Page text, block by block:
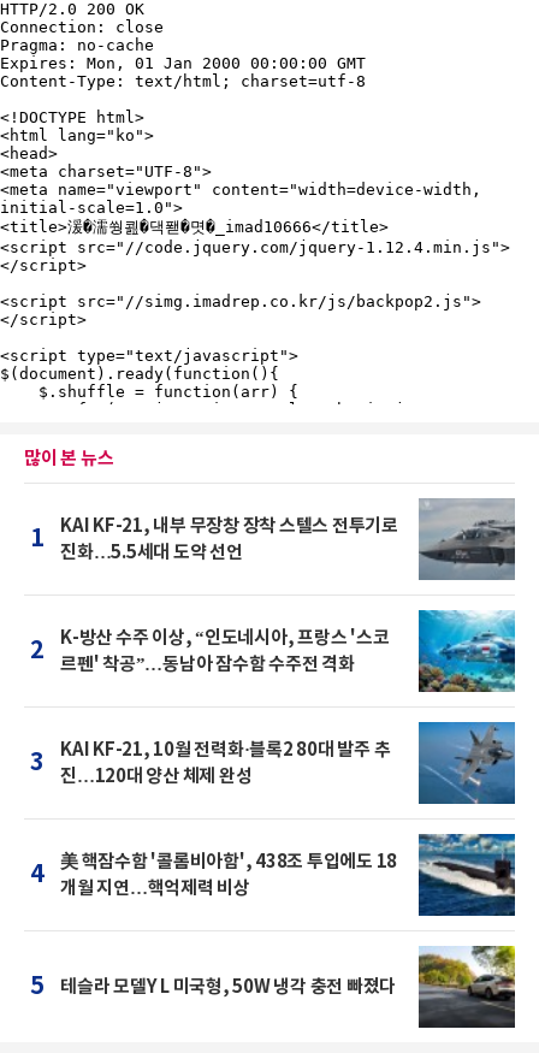
많이 본 뉴스
1
KAI KF-21, 내부 무장창 장착 스텔스 전투기로
진화…5.5세대 도약 선언
2
K-방산 수주 이상, “인도네시아, 프랑스 '스코
르펜' 착공”…동남아 잠수함 수주전 격화
3
KAI KF-21, 10월 전력화·블록2 80대 발주 추
진…120대 양산 체제 완성
4
美 핵잠수함 '콜롬비아함', 438조 투입에도 18
개월 지연…핵억제력 비상
5 테슬라 모델Y L 미국형, 50W 냉각 충전 빠졌다